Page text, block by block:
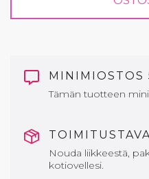
MINIMIOSTOS
Tämän tuotteen
Nouda liikkeestä,
kotiovellesi.